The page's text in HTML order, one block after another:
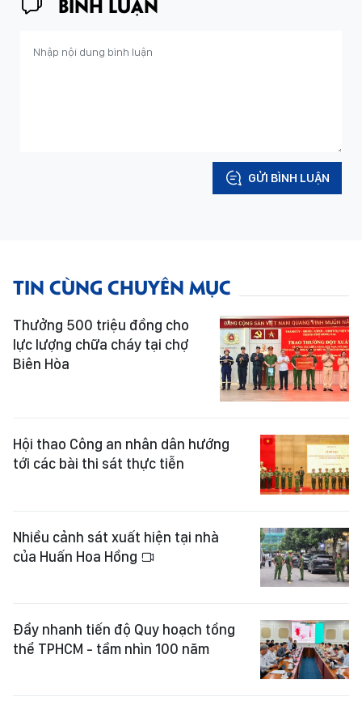
GỬI BÌNH LUẬN
TIN CÙNG CHUYÊN MỤC
Thưởng 500 triệu đồng cho
lực lượng chữa cháy tại chợ
Biên Hòa
Hội thao Công an nhân dân hướng
tới các bài thi sát thực tiễn
Nhiều cảnh sát xuất hiện tại nhà
của Huấn Hoa Hồng
Đẩy nhanh tiến độ Quy hoạch tổng
thể TPHCM - tầm nhìn 100 năm